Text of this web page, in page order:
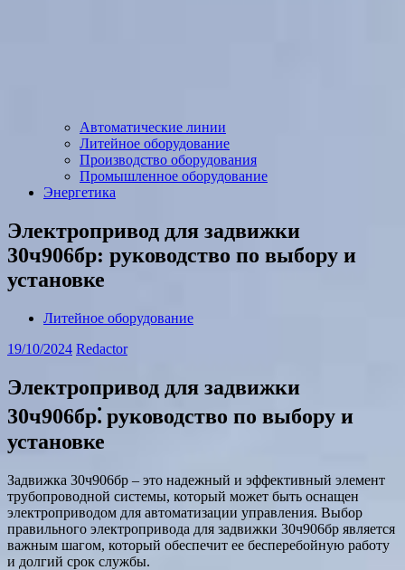
Автоматические линии
Литейное оборудование
Производство оборудования
Промышленное оборудование
Энергетика
Электропривод для задвижки
30ч906бр: руководство по выбору и
установке
Литейное оборудование
19/10/2024 Redactor
Электропривод для задвижки
30ч906бр⁚ руководство по выбору и
установке
Задвижка 30ч906бр – это надежный и эффективный элемент
трубопроводной системы, который может быть оснащен
электроприводом для автоматизации управления. Выбор
правильного электропривода для задвижки 30ч906бр является
важным шагом, который обеспечит ее бесперебойную работу
и долгий срок службы.